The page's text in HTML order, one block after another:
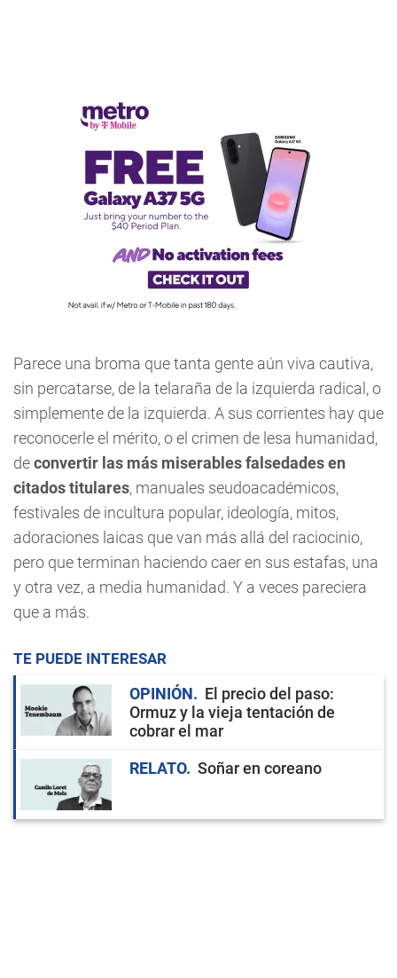
Parece una broma que tanta gente aún viva cautiva,
sin percatarse, de la telaraña de la izquierda radical, o
simplemente de la izquierda. A sus corrientes hay que
reconocerle el mérito, o el crimen de lesa humanidad,
deconvertir las más miserables falsedades en
citados titulares, manuales seudoacadémicos,
festivales de incultura popular, ideología, mitos,
adoraciones laicas que van más allá del raciocinio,
pero que terminan haciendo caer en sus estafas, una
y otra vez, a media humanidad. Y a veces pareciera
que a más.
TE PUEDE INTERESAR
OPINIÓN
El precio del paso:
Ormuz y la vieja tentación de
cobrar el mar
RELATO
Soñar en coreano